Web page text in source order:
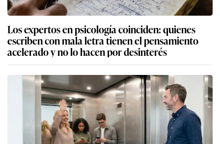
Los expertos en psicología coinciden: quienes
escriben con mala letra tienen el pensamiento
acelerado y no lo hacen por desinterés